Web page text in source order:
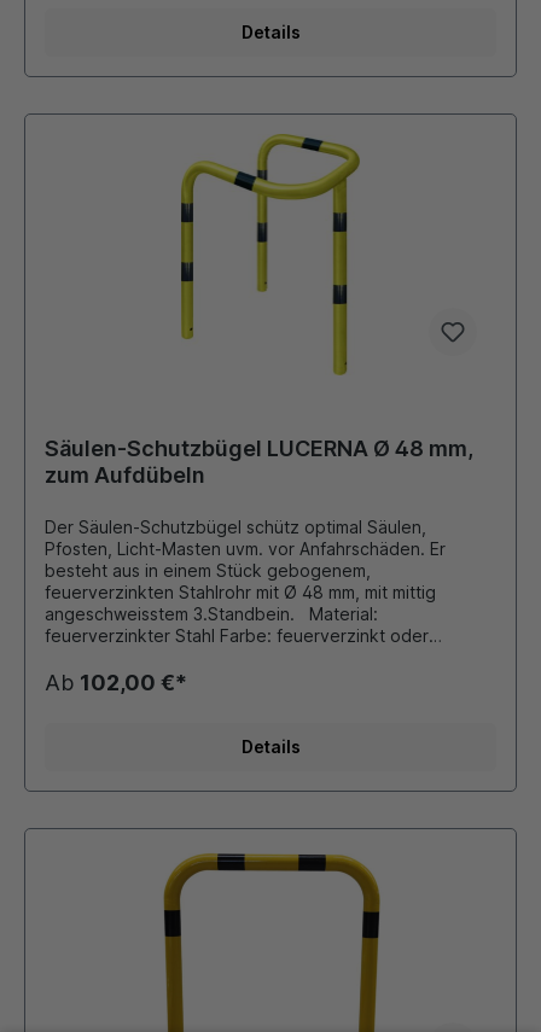
Details
Säulen-Schutzbügel LUCERNA Ø 48 mm,
zum Aufdübeln
Der Säulen-Schutzbügel schütz optimal Säulen,
Pfosten, Licht-Masten uvm. vor Anfahrschäden. Er
besteht aus in einem Stück gebogenem,
feuerverzinkten Stahlrohr mit Ø 48 mm, mit mittig
angeschweisstem 3.Standbein. Material:
feuerverzinkter Stahl Farbe: feuerverzinkt oder
mm Gesamtlänge: 500 mm Gesamthöhe: 600 mm für
Innen- oder Außenbereiche mit 3 Fußplatten 150x100
Ab 102,00 €*
Details